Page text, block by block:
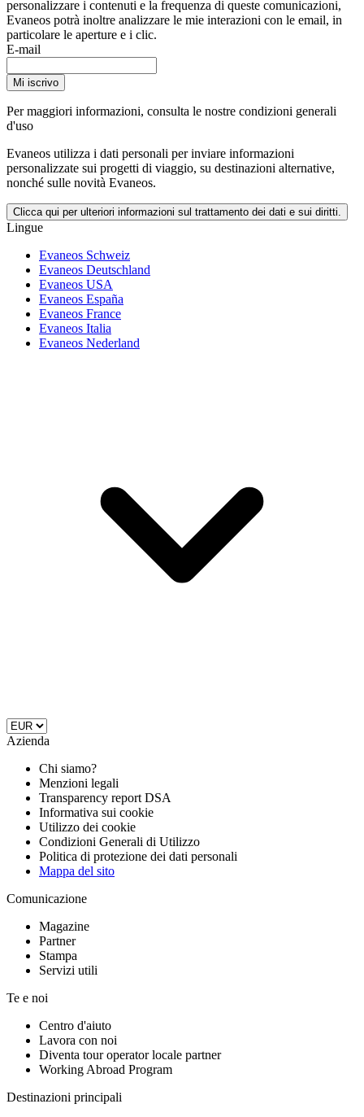
personalizzare i contenuti e la frequenza di queste comunicazioni,
Evaneos potrà inoltre analizzare le mie interazioni con le email, in
particolare le aperture e i clic.
E-mail
Mi iscrivo
Per maggiori informazioni, consulta le nostre condizioni generali
d'uso
Evaneos utilizza i dati personali per inviare informazioni
personalizzate sui progetti di viaggio, su destinazioni alternative,
nonché sulle novità Evaneos.
Clicca qui per ulteriori informazioni sul trattamento dei dati e sui diritti.
Lingue
Evaneos Schweiz
Evaneos Deutschland
Evaneos USA
Evaneos España
Evaneos France
Evaneos Italia
Evaneos Nederland
Azienda
Chi siamo?
Menzioni legali
Transparency report DSA
Informativa sui cookie
Utilizzo dei cookie
Condizioni Generali di Utilizzo
Politica di protezione dei dati personali
Mappa del sito
Comunicazione
Magazine
Partner
Stampa
Servizi utili
Te e noi
Centro d'aiuto
Lavora con noi
Diventa tour operator locale partner
Working Abroad Program
Destinazioni principali